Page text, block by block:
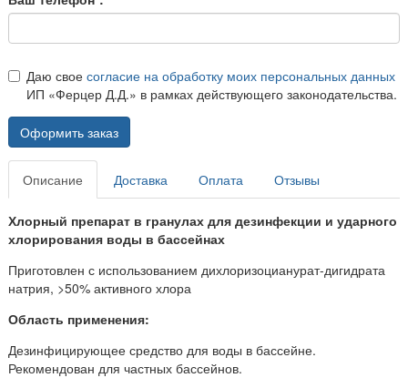
Даю свое согласие на обработку моих персональных данных
ИП «Ферцер Д.Д.» в рамках действующего законодательства.
Оформить заказ
Описание Доставка Оплата Отзывы
Хлорный препарат в гранулах для дезинфекции и ударного
хлорирования воды в бассейнах
Приготовлен с использованием дихлоризоцианурат-дигидрата
натрия, >50% активного хлора
Область применения:
Дезинфицирующее средство для воды в бассейне.
Рекомендован для частных бассейнов.